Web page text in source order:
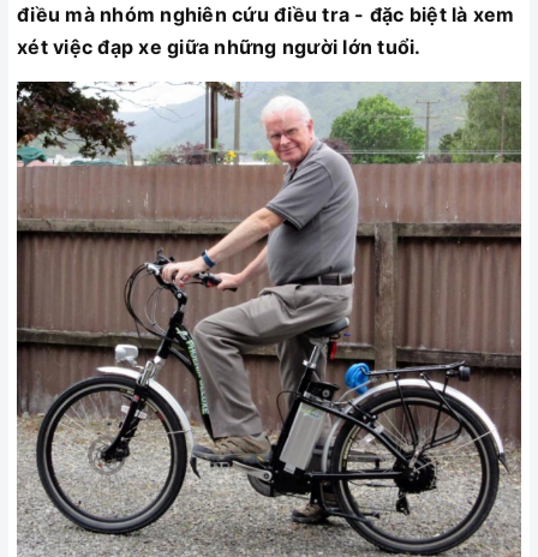
điều mà nhóm nghiên cứu điều tra - đặc biệt là xem
xét việc đạp xe giữa những người lớn tuổi.